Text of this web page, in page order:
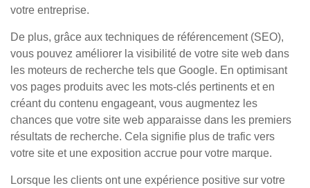
votre entreprise.
De plus, grâce aux techniques de référencement (SEO),
vous pouvez améliorer la visibilité de votre site web dans
les moteurs de recherche tels que Google. En optimisant
vos pages produits avec les mots-clés pertinents et en
créant du contenu engageant, vous augmentez les
chances que votre site web apparaisse dans les premiers
résultats de recherche. Cela signifie plus de trafic vers
votre site et une exposition accrue pour votre marque.
Lorsque les clients ont une expérience positive sur votre